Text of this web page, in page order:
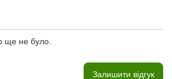
ще не було.
Залишити відгук